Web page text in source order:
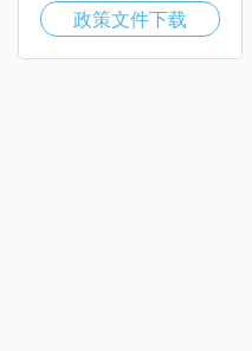
政策文件下载